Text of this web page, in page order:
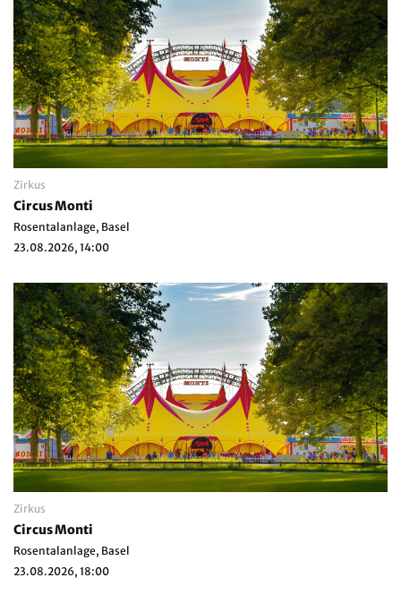
Zirkus
Circus Monti
Rosentalanlage, Basel
23.08.2026, 14:00
Zirkus
Circus Monti
Rosentalanlage, Basel
23.08.2026, 18:00